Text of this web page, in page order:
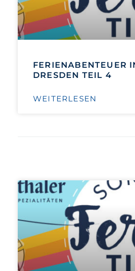
FERIENABENTEUER
DRESDEN TEIL 4
WEITERLESEN